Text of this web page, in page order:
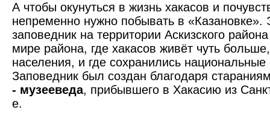
А чтобы окунуться в жизнь хакасов и
непременно нужно побывать в «Казановке».
заповедник на территории Аскизского
мире района, где хакасов живёт чуть
населения, и где сохранились
Заповедник был создан благодаря
- музееведа, прибывшего в Хакасию из
е.